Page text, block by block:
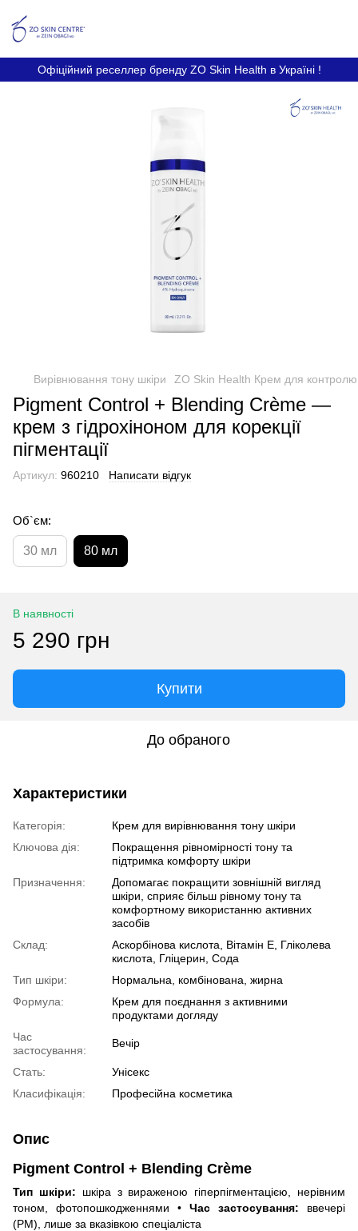
Офіційний реселлер бренду ZO Skin Health в Україні !
Вирівнювання тону шкіри ZO Skin Health Крем для контролю
Pigment Control + Blending Crème —
крем з гідрохіноном для корекції
пігментації
Артикул: 960210 Написати відгук
Об`єм:
30 мл 80 мл
В наявності
5 290 грн
Купити
До обраного
Характеристики
Категорія:
Крем для вирівнювання тону шкіри
Ключова дія:
Покращення рівномірності тону та
підтримка комфорту шкіри
Призначення:
Допомагає покращити зовнішній вигляд
шкіри, сприяє більш рівному тону та
комфортному використанню активних
засобів
Склад:
Аскорбінова кислота, Вітамін E, Гліколева
кислота, Гліцерин, Сода
Тип шкіри:
Нормальна, комбінована, жирна
Формула:
Крем для поєднання з активними
продуктами догляду
Час
застосування:
Вечір
Стать:
Унісекс
Класифікація:
Професійна косметика
Опис
Pigment Control + Blending Crème
Тип шкіри: шкіра з вираженою гіперпігментацією, нерівним
тоном, фотопошкодженнями • Час застосування: ввечері
(PM), лише за вказівкою спеціаліста